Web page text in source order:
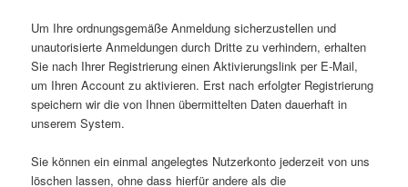
Um Ihre ordnungsgemäße Anmeldung sicherzustellen und
unautorisierte Anmeldungen durch Dritte zu verhindern, erhalten
Sie nach Ihrer Registrierung einen Aktivierungslink per E-Mail,
um Ihren Account zu aktivieren. Erst nach erfolgter Registrierung
speichern wir die von Ihnen übermittelten Daten dauerhaft in
unserem System.
Sie können ein einmal angelegtes Nutzerkonto jederzeit von uns
löschen lassen, ohne dass hierfür andere als die